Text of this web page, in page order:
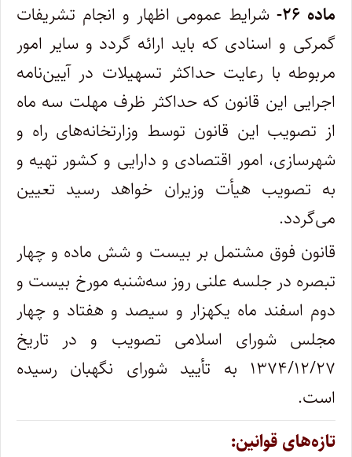
ماده ۲۶-
شرایط عمومی اظهار و انجام تشریفات
گمرکی و اسنادی که باید ارائه گردد و سایر امور
مربوطه با رعایت حداکثر تسهیلات در آیین‌نامه
‌اجرایی این قانون که حداکثر ظرف مهلت سه ماه
از تصویب این قانون توسط وزارتخانه‌های راه و
شهرسازی، امور اقتصادی و دارایی و کشور تهیه و
به ‌تصویب هیأت وزیران خواهد رسید تعیین
می‌گردد.
قانون فوق مشتمل بر بیست و شش ماده و چهار
تبصره در جلسه علنی روز سه‌شنبه مورخ بیست و
دوم اسفند ماه یکهزار و سیصد و هفتاد و چهار
مجلس شورای‌ اسلامی تصویب و در تاریخ
۱۳۷۴/۱۲/۲۷ به تأیید شورای نگهبان رسیده
است.
تازه‌های قوانین: